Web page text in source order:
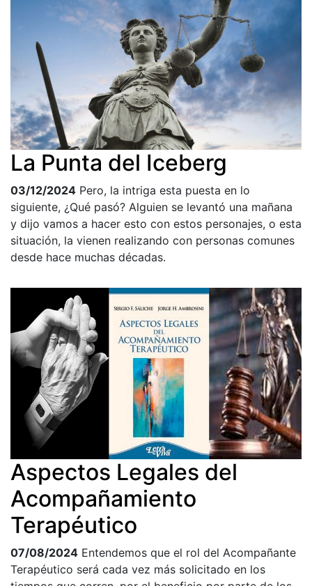
La Punta del Iceberg
03/12/2024 Pero, la intriga esta puesta en lo
siguiente, ¿Qué pasó? Alguien se levantó una mañana
y dijo vamos a hacer esto con estos personajes, o esta
situación, la vienen realizando con personas comunes
desde hace muchas décadas.
Aspectos Legales del
Acompañamiento
Terapéutico
07/08/2024 Entendemos que el rol del Acompañante
Terapéutico será cada vez más solicitado en los